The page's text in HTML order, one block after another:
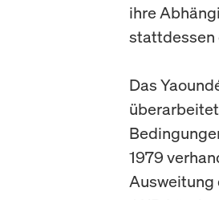
ihre
stattdessen
Das
1979
Ausweitung